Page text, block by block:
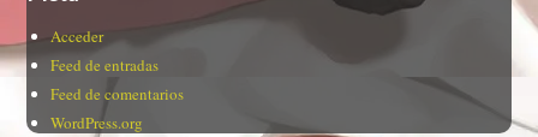
Acceder
Feed de entradas
Feed de comentarios
WordPress.org